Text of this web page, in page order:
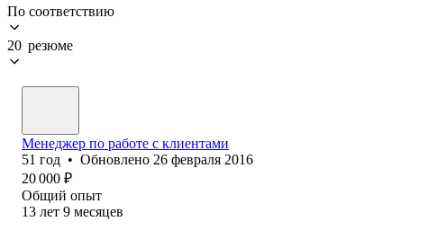
По соответствию
20 резюме
Менеджер по работе с клиентами
51 год • Обновлено 26 февраля 2016
20 000 ₽
Общий опыт
13 лет 9 месяцев